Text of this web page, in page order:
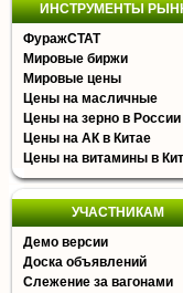
ИНСТРУМЕНТЫ
ФуражСТАТ
Мировые биржи
Мировые цены
Цены на масличные
Цены на зерно в России
Цены на АК в Китае
Цены на витамины в
УЧАСТНИКАМ
Демо версии
Доска объявлений
Слежение за вагонами